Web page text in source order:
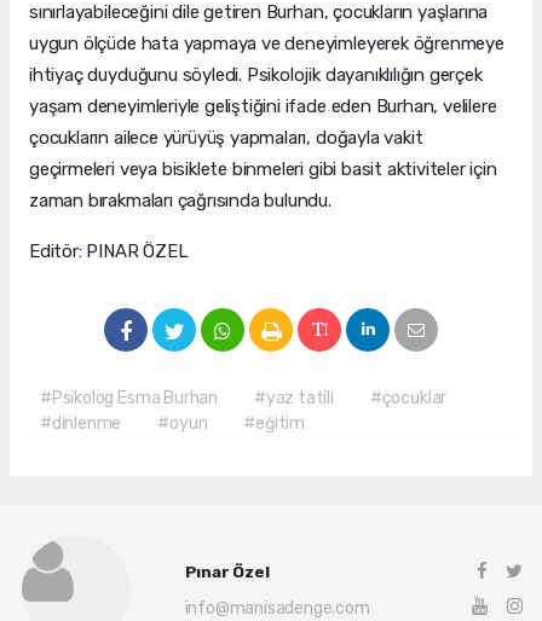
sınırlayabileceğini dile getiren Burhan, çocukların yaşlarına
uygun ölçüde hata yapmaya ve deneyimleyerek öğrenmeye
ihtiyaç duyduğunu söyledi. Psikolojik dayanıklılığın gerçek
yaşam deneyimleriyle geliştiğini ifade eden Burhan, velilere
çocukların ailece yürüyüş yapmaları, doğayla vakit
geçirmeleri veya bisiklete binmeleri gibi basit aktiviteler için
zaman bırakmaları çağrısında bulundu.
Editör: PINAR ÖZEL
#Psikolog Esma Burhan #yaz tatili
#çocuklar
#dinlenme
#oyun #eğitim
Pınar Özel
info@manisadenge.com